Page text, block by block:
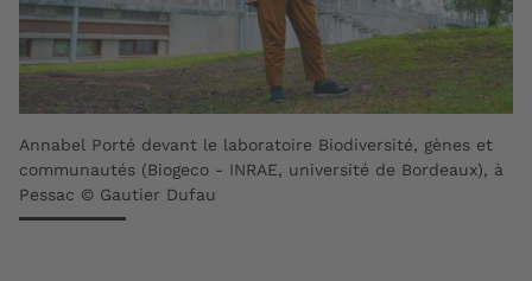
Annabel Porté devant le laboratoire Biodiversité, gènes et
communautés (Biogeco - INRAE, université de Bordeaux), à
Pessac © Gautier Dufau